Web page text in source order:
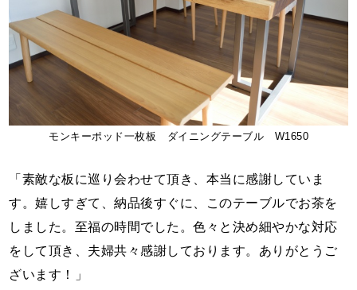
モンキーポッド一枚板 ダイニングテーブル W1650
「素敵な板に巡り会わせて頂き、本当に感謝していま
す。嬉しすぎて、納品後すぐに、このテーブルでお茶を
しました。至福の時間でした。色々と決め細やかな対応
をして頂き、夫婦共々感謝しております。ありがとうご
ざいます！」